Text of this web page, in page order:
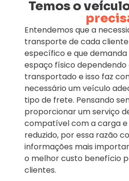
Temos o
Entendemos que a
transporte de cada
específico e que
espaço físico dependendo
transportado e isso faz
necessário um veículo
tipo de frete. Pensando
proporcionar um serviço
compatível com a carga
reduzido, por essa razão
informações mais
o melhor custo benefício
clientes.